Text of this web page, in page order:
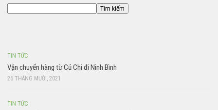
Tìm kiếm
TIN TỨC
Vận chuyển hàng từ Củ Chi đi Ninh Bình
26 THÁNG MƯỜI, 2021
TIN TỨC